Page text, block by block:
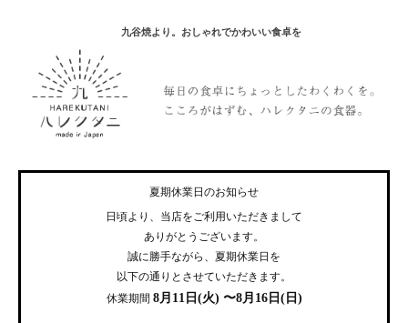
九谷焼より。おしゃれでかわいい食卓を
夏期休業日のお知らせ
日頃より、当店をご利用いただきまして
ありがとうございます。
誠に勝手ながら、夏期休業日を
以下の通りとさせていただきます。
休業期間 8月11日(火) 〜8月16日(日)